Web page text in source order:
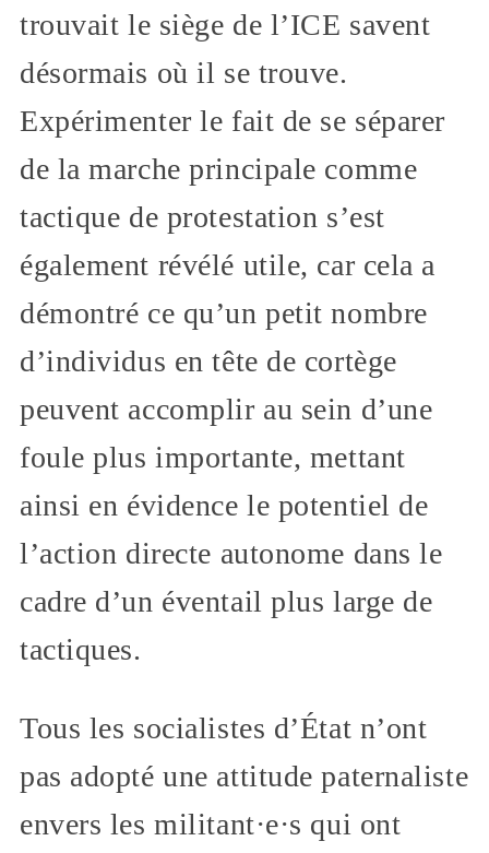
trouvait le siège de l’ICE savent
désormais où il se trouve.
Expérimenter le fait de se séparer
de la marche principale comme
tactique de protestation s’est
également révélé utile, car cela a
démontré ce qu’un petit nombre
d’individus en tête de cortège
peuvent accomplir au sein d’une
foule plus importante, mettant
ainsi en évidence le potentiel de
l’action directe autonome dans le
cadre d’un éventail plus large de
tactiques.
Tous les socialistes d’État n’ont
pas adopté une attitude paternaliste
envers les militant·e·s qui ont